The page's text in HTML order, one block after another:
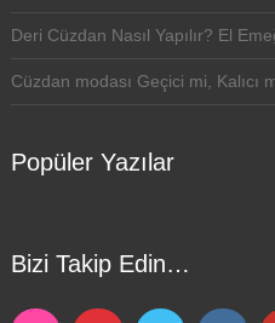
Deri Cüzdan Nasıl Yapılır? El
Cüzdan modası Geçici mi, Kalıcı
Popüler Yazılar
Bizi Takip Edin…